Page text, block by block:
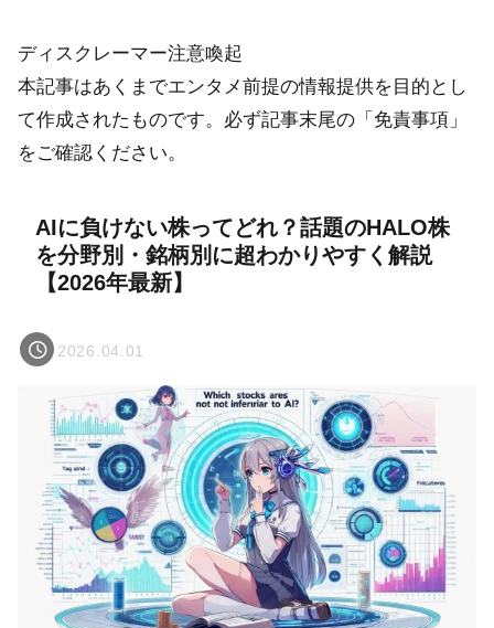
ディスクレーマー注意喚起
本記事はあくまでエンタメ前提の情報提供を目的とし
て作成されたものです。必ず記事末尾の「免責事項」
をご確認ください。
AIに負けない株ってどれ？話題のHALO株
を分野別・銘柄別に超わかりやすく解説
【2026年最新】
2026.04.01